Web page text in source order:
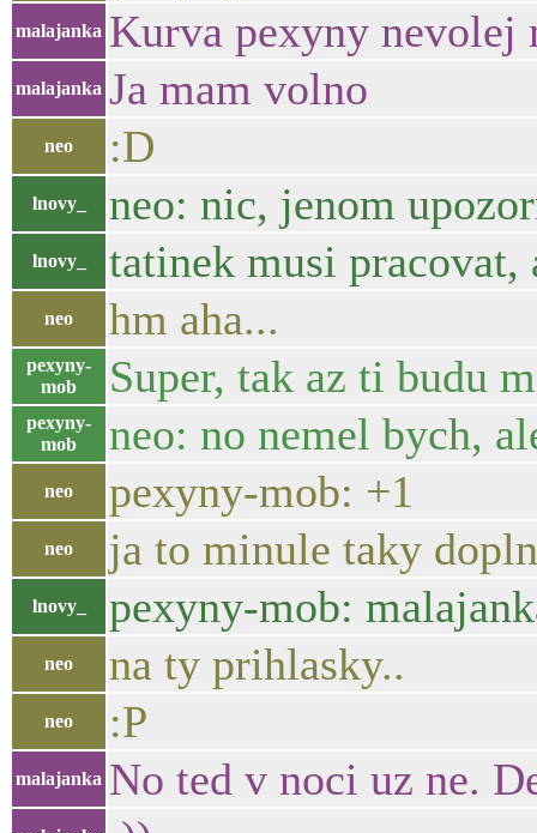
malajanka Kurva pexyny nevolej
malajanka Ja mam volno
neo :D
lnovy_ neo: nic, jenom
lnovy_ tatinek musi
neo hm aha...
pexyny-
mob
Super, tak az ti budu
pexyny-
mob
neo: no nemel bych,
neo pexyny-mob: +1
neo ja to minule taky
lnovy_ pexyny-mob:
neo na ty prihlasky..
neo :P
malajanka No ted v noci uz ne.